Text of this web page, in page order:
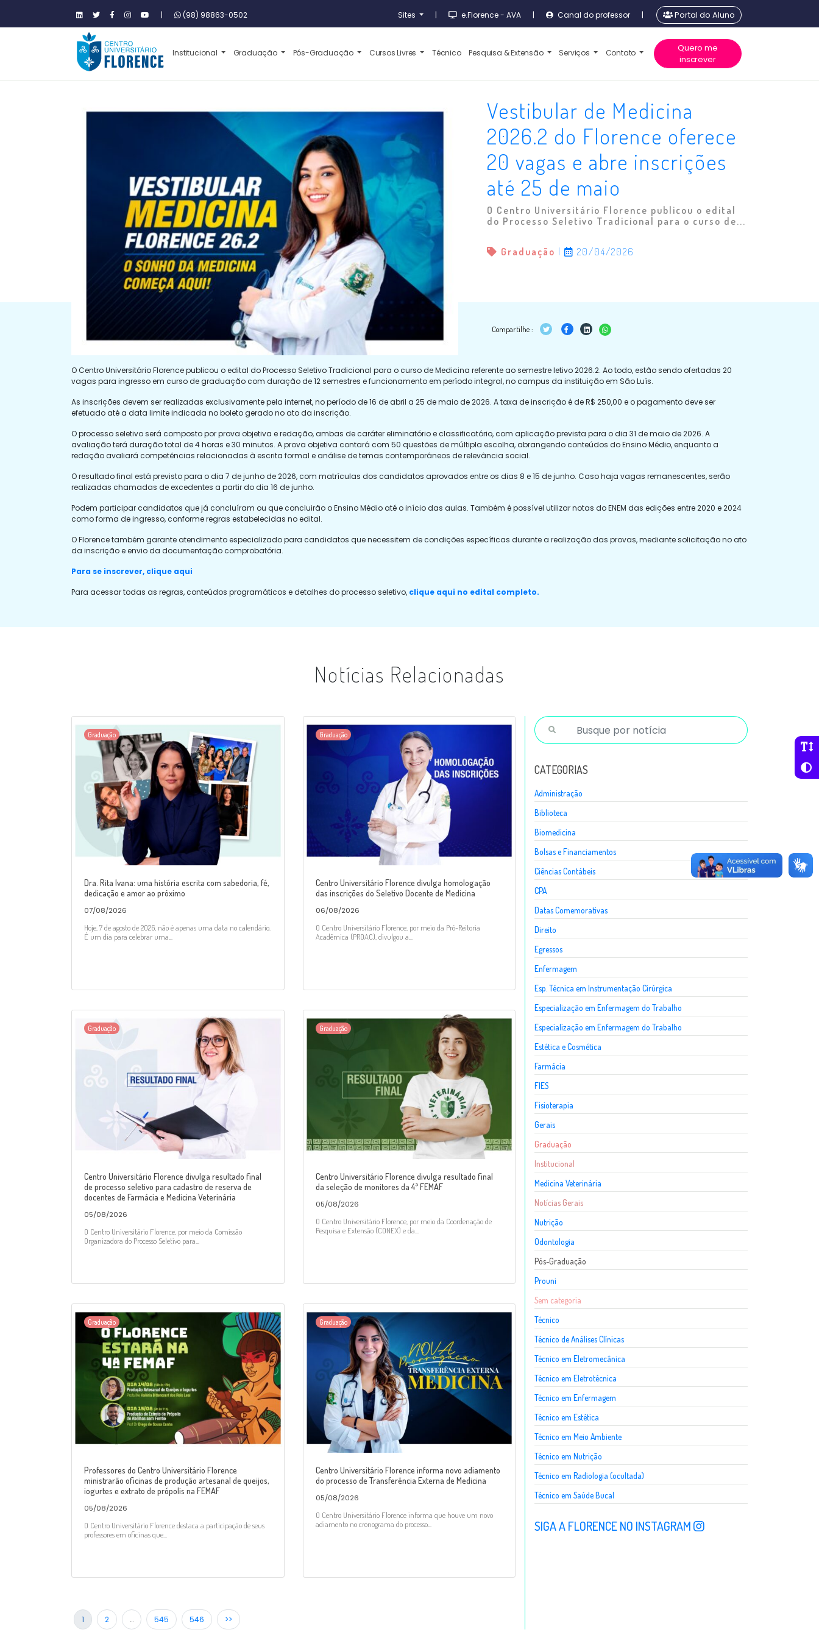
| (98) 98863-0502 Sites | e.Florence - AVA | Canal do professor | Portal do Aluno
Institucional Graduação Pós-Graduação Cursos Livres Técnico Pesquisa & Extensão Serviços Contato
Quero me
inscrever
Vestibular de Medicina
2026.2 do Florence oferece
20 vagas e abre inscrições
até 25 de maio
O Centro Universitário Florence publicou o edital
do Processo Seletivo Tradicional para o curso de...
Graduação 20/04/2026
Compartilhe :
O Centro Universitário Florence publicou o edital do Processo Seletivo Tradicional para o curso de Medicina referente ao semestre letivo 2026.2. Ao todo, estão sendo ofertadas 20
vagas para ingresso em curso de graduação com duração de 12 semestres e funcionamento em período integral, no campus da instituição em São Luís.
As inscrições devem ser realizadas exclusivamente pela internet, no período de 16 de abril a 25 de maio de 2026. A taxa de inscrição é de R$ 250,00 e o pagamento deve ser
efetuado até a data limite indicada no boleto gerado no ato da inscrição.
O processo seletivo será composto por prova objetiva e redação, ambas de caráter eliminatório e classificatório, com aplicação prevista para o dia 31 de maio de 2026. A
avaliação terá duração total de 4 horas e 30 minutos. A prova objetiva contará com 50 questões de múltipla escolha, abrangendo conteúdos do Ensino Médio, enquanto a
redação avaliará competências relacionadas à escrita formal e análise de temas contemporâneos de relevância social.
O resultado final está previsto para o dia 7 de junho de 2026, com matrículas dos candidatos aprovados entre os dias 8 e 15 de junho. Caso haja vagas remanescentes, serão
realizadas chamadas de excedentes a partir do dia 16 de junho.
Podem participar candidatos que já concluíram ou que concluirão o Ensino Médio até o início das aulas. Também é possível utilizar notas do ENEM das edições entre 2020 e 2024
como forma de ingresso, conforme regras estabelecidas no edital.
O Florence também garante atendimento especializado para candidatos que necessitem de condições específicas durante a realização das provas, mediante solicitação no ato
da inscrição e envio da documentação comprobatória.
Para se inscrever, clique aqui
Para acessar todas as regras, conteúdos programáticos e detalhes do processo seletivo, clique aqui no edital completo.
Notícias Relacionadas
Graduação
Dra. Rita Ivana: uma história escrita com sabedoria, fé,
dedicação e amor ao próximo
07/08/2026
Hoje, 7 de agosto de 2026, não é apenas uma data no calendário.
É um dia para celebrar uma...
Graduação
Centro Universitário Florence divulga homologação
das inscrições do Seletivo Docente de Medicina
06/08/2026
O Centro Universitário Florence, por meio da Pró-Reitoria
Acadêmica (PROAC), divulgou a...
Graduação
Centro Universitário Florence divulga resultado final
de processo seletivo para cadastro de reserva de
docentes de Farmácia e Medicina Veterinária
05/08/2026
O Centro Universitário Florence, por meio da Comissão
Organizadora do Processo Seletivo para...
Graduação
Centro Universitário Florence divulga resultado final
da seleção de monitores da 4ª FEMAF
05/08/2026
O Centro Universitário Florence, por meio da Coordenação de
Pesquisa e Extensão (CONEX) e da...
Graduação
Professores do Centro Universitário Florence
ministrarão oficinas de produção artesanal de queijos,
iogurtes e extrato de própolis na FEMAF
05/08/2026
O Centro Universitário Florence destaca a participação de seus
professores em oficinas que...
Graduação
Centro Universitário Florence informa novo adiamento
do processo de Transferência Externa de Medicina
05/08/2026
O Centro Universitário Florence informa que houve um novo
adiamento no cronograma do processo...
1 2 … 545 546 >>
CATEGORIAS
Administração
Biblioteca
Biomedicina
Bolsas e Financiamentos
Ciências Contábeis
CPA
Datas Comemorativas
Direito
Egressos
Enfermagem
Esp. Técnica em Instrumentação Cirúrgica
Especialização em Enfermagem do Trabalho
Especialização em Enfermagem do Trabalho
Estética e Cosmética
Farmácia
FIES
Fisioterapia
Gerais
Graduação
Institucional
Medicina Veterinária
Notícias Gerais
Nutrição
Odontologia
Pós-Graduação
Prouni
Sem categoria
Técnico
Técnico de Análises Clínicas
Técnico em Eletromecânica
Técnico em Eletrotécnica
Técnico em Enfermagem
Técnico em Estética
Técnico em Meio Ambiente
Técnico em Nutrição
Técnico em Radiologia (ocultada)
Técnico em Saúde Bucal
SIGA A FLORENCE NO INSTAGRAM